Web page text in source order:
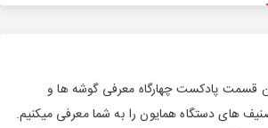
قسمت پادکست چهارگاه معرفی گوشه ها و
های دستگاه همایون را به شما معرفی میکنیم.